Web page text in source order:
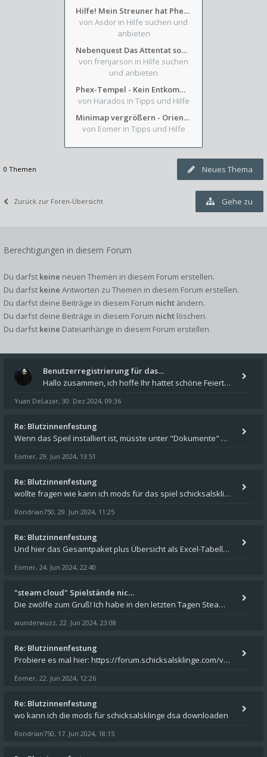
Hilfe! Mein Streuner hat Phexens Gunst verloren...
von Asdor in Hilfe suchen und
anbieten
Nebenquest Das Attentat sowie Beilunker Reiter und zwei kleine Ausrüstungsfragen
von frenjarson in Hilfe suchen
und anbieten
Phex-Tempel - Kein Entkommen aus Weinkeller/Bibliothek Trakt
von Harados in Tipps und Hilfe
Minimap vergrößern - Orientierung in Blutzinnen
von Eomer in Tipps und Hilfe
Neues Thema
0 Themen
Zurück zur Foren-Übersicht Gehe zu
Berechtigungen in diesem Forum
Du darfst keine neuen Themen in diesem Forum erstellen.
Du darfst keine Antworten zu Themen in diesem Forum erstellen.
Du darfst deine Beiträge in diesem Forum nicht ändern.
Du darfst deine Beiträge in diesem Forum nicht löschen.
Du darfst keine Dateianhänge in diesem Forum erstellen.
Benutzerregistrierung für das…
Hallo zusammen, ich hoffe Ihr hattet schöne Feiertage und kommt auch gut ins neue Jahr. Ich schreibe hier kurz zur Infor
Yuan DeLazar, 30. Dez 2024, 09:36
Re: Blutzinnenfestung
Wenn das Speil installiert ist, müsste unter "Dokumente" auf Deinem Rechner ein Verzeichnis "blade of destiny" sein. Dar
Eomer, 29. Jun 2024, 13:51
Re: Blutzinnenfestung
wollte fragen wie kann ich mods für das spiel schicksalsklinge in das spieleverzeichnis kopieren und in welches
Rondrian750, 29. Jun 2024, 11:25
Re: Blutzinnenfestung
Und hier das Gesamtpaket plus Übersicht als Excel-Tabelle: https://forum.schicksalsklinge.com/viewtopic.php?f=239&t=156
Eomer, 24. Jun 2024, 22:40
"steam cloud" Spielstände nic…
Die zwölfe zum Gruß! Ich habe in den letzten Tagen Steam auf meinem Desktop PC mit Windows 11 installiert und über Steam
wunderwuzz, 22. Jun 2024, 23:08
Re: Blutzinnenfestung
Probiere es mal hier: https://forum.schicksalsklinge.com/viewtopic.php?f=239&t=15661
Eomer, 22. Jun 2024, 12:26
Re: Blutzinnenfestung
wo kann ich die mods für schicksalsklinge dsa downloaden
Rondrian750, 17. Jun 2024, 18:15